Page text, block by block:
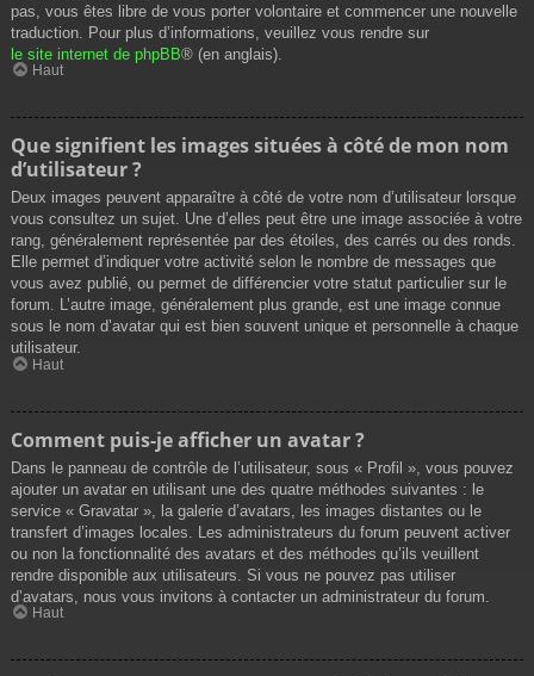
pas, vous êtes libre de vous porter volontaire et commencer une nouvelle
traduction. Pour plus d’informations, veuillez vous rendre sur
le site internet de phpBB® (en anglais).
Haut
Que signifient les images situées à côté de mon nom
d’utilisateur ?
Deux images peuvent apparaître à côté de votre nom d’utilisateur lorsque
vous consultez un sujet. Une d’elles peut être une image associée à votre
rang, généralement représentée par des étoiles, des carrés ou des ronds.
Elle permet d’indiquer votre activité selon le nombre de messages que
vous avez publié, ou permet de différencier votre statut particulier sur le
forum. L’autre image, généralement plus grande, est une image connue
sous le nom d’avatar qui est bien souvent unique et personnelle à chaque
utilisateur.
Haut
Comment puis-je afficher un avatar ?
Dans le panneau de contrôle de l’utilisateur, sous « Profil », vous pouvez
ajouter un avatar en utilisant une des quatre méthodes suivantes : le
service « Gravatar », la galerie d’avatars, les images distantes ou le
transfert d’images locales. Les administrateurs du forum peuvent activer
ou non la fonctionnalité des avatars et des méthodes qu’ils veuillent
rendre disponible aux utilisateurs. Si vous ne pouvez pas utiliser
d’avatars, nous vous invitons à contacter un administrateur du forum.
Haut